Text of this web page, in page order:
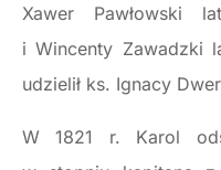
Xawer Pawłowski
i Wincenty Zawadzki
udzielił ks. Ignacy
W 1821 r. Karol